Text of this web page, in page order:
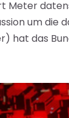
Meter
um die
hat das